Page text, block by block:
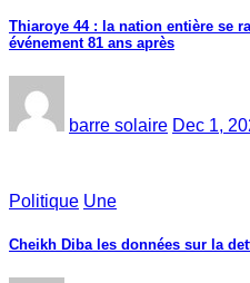
Thiaroye 44 : la nation entière se
événement 81 ans après
barre solaire Dec 1,
Politique Une
Cheikh Diba les données sur la